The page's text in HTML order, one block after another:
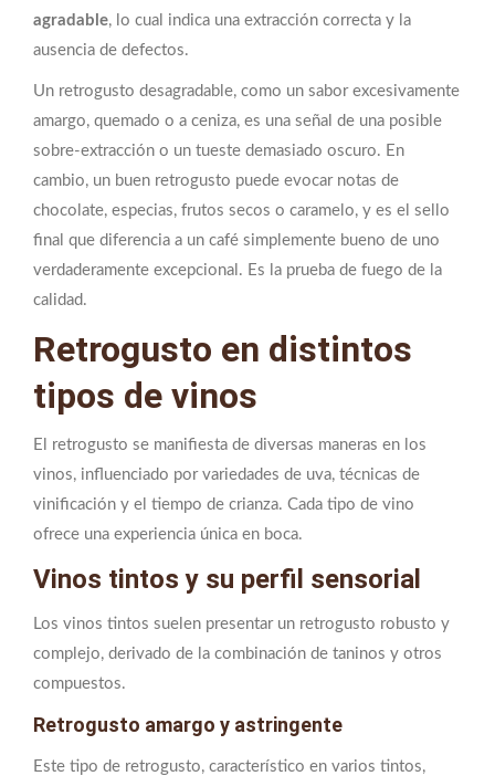
agradable, lo cual indica una extracción correcta y la
ausencia de defectos.
Un retrogusto desagradable, como un sabor excesivamente
amargo, quemado o a ceniza, es una señal de una posible
sobre-extracción o un tueste demasiado oscuro. En
cambio, un buen retrogusto puede evocar notas de
chocolate, especias, frutos secos o caramelo, y es el sello
final que diferencia a un café simplemente bueno de uno
verdaderamente excepcional. Es la prueba de fuego de la
calidad.
Retrogusto en distintos
tipos de vinos
El retrogusto se manifiesta de diversas maneras en los
vinos, influenciado por variedades de uva, técnicas de
vinificación y el tiempo de crianza. Cada tipo de vino
ofrece una experiencia única en boca.
Vinos tintos y su perfil sensorial
Los vinos tintos suelen presentar un retrogusto robusto y
complejo, derivado de la combinación de taninos y otros
compuestos.
Retrogusto amargo y astringente
Este tipo de retrogusto, característico en varios tintos,